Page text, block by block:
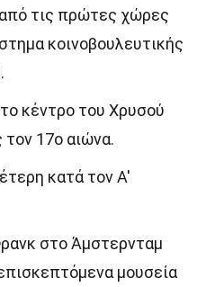
τις πρώτες χώρες
κοινοβουλευτικής
κέντρο του Χρυσού
17ο αιώνα.
κατά τον Α'
στο Άμστερνταμ
μουσεία